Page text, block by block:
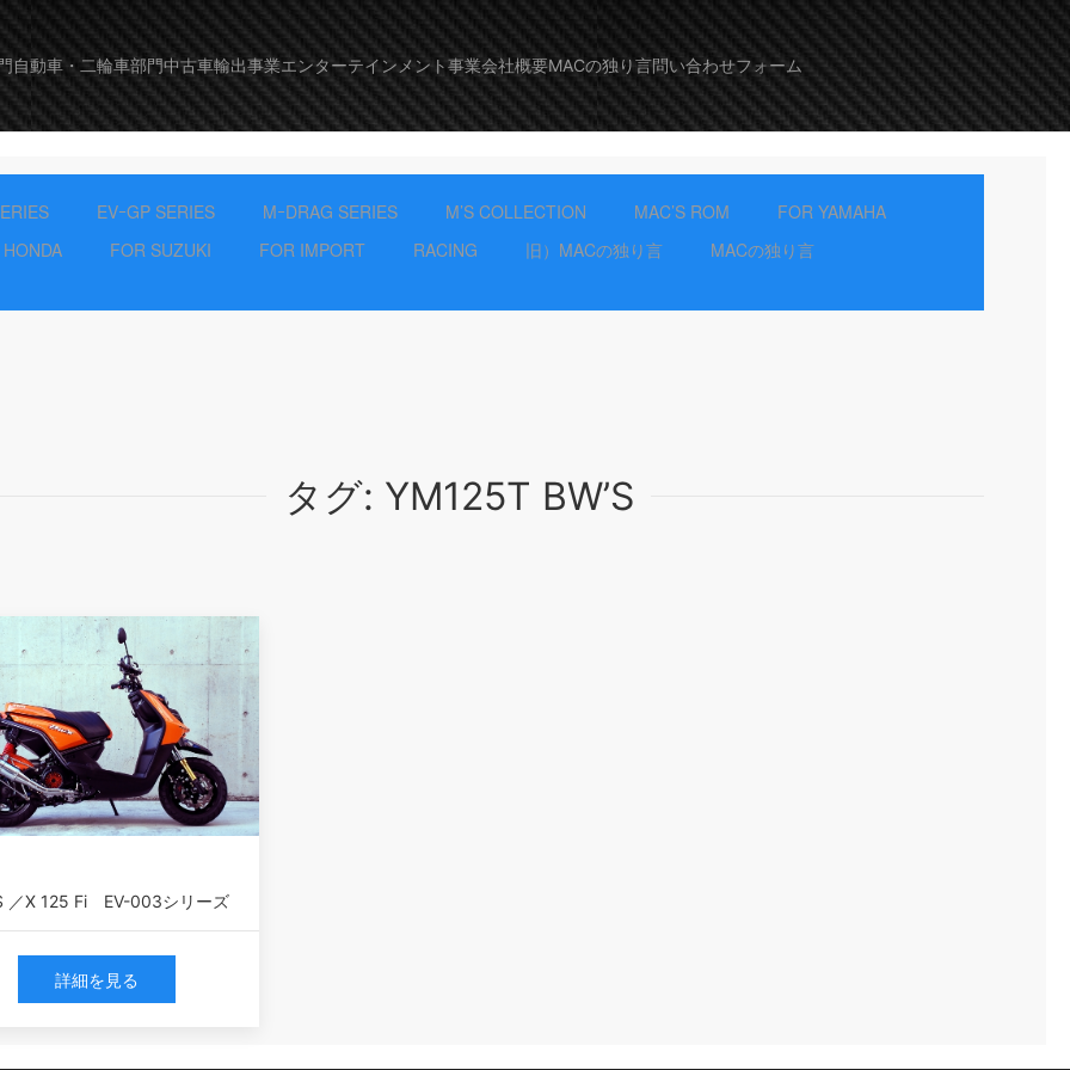
自動車・二輪車部門中古車輸出事業エンターテインメント事業会社概要MACの独り言問い合わせフォーム
EVｰGP SERIES MｰDRAG SERIES M’S COLLECTION MAC’S ROM
FOR YAMAHA
FOR SUZUKI FOR IMPORT RACING 旧）MACの独り言 MACの独り言
タグ: YM125T BW’S
／X 125 Fi EV-003シリーズ
詳細を見る